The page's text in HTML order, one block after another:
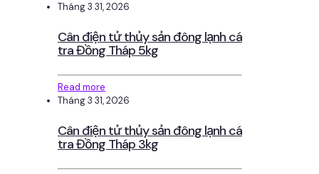
Tháng 3 31, 2026
Cân điện tử thủy sản đông lạnh cá
tra Đồng Tháp 5kg
Read more
Tháng 3 31, 2026
Cân điện tử thủy sản đông lạnh cá
tra Đồng Tháp 3kg